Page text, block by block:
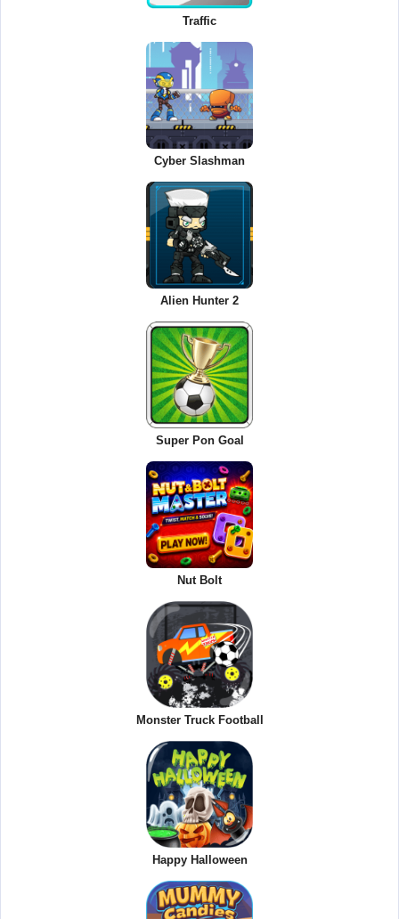
Traffic
Cyber Slashman
Alien Hunter 2
Super Pon Goal
Nut Bolt
Monster Truck Football
Happy Halloween